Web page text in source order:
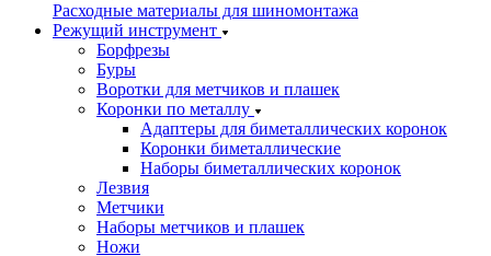
Расходные материалы для шиномонтажа
Режущий инструмент
Борфрезы
Буры
Воротки для метчиков и плашек
Коронки по металлу
Адаптеры для биметаллических коронок
Коронки биметаллические
Наборы биметаллических коронок
Лезвия
Метчики
Наборы метчиков и плашек
Ножи